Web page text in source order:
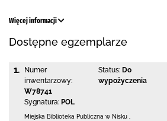
Więcej informacji
Dostępne egzemplarze
1.
Numer
inwentarzowy:
W78741
Sygnatura: POL
Status: Do
wypożyczenia
Miejska Biblioteka Publiczna w Nisku